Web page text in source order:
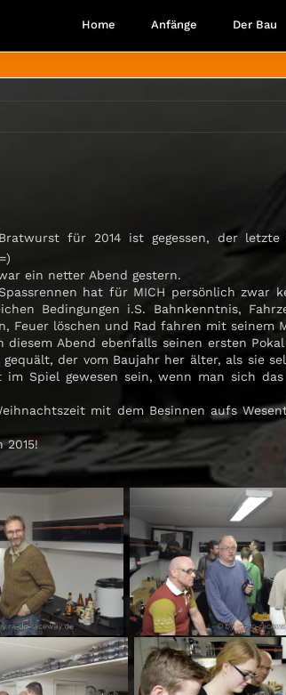
Home Anfänge Der Bau
für 2014 ist gegessen, der
ein netter Abend gestern.
hat für MICH persönlich zwar
Bedingungen i.S. Bahnkenntnis,
Feuer löschen und Rad fahren mit seinem
diesem Abend ebenfalls seinen ersten
der vom Baujahr her älter, als sie
im Spiel gewesen sein, wenn man sich
mit dem Besinnen aufs
2015!